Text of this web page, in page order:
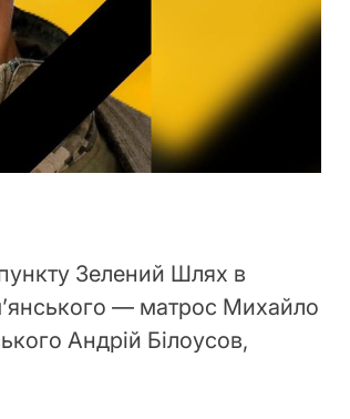
Зелений Шлях в
— матрос Михайло
Андрій Білоусов,